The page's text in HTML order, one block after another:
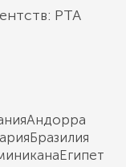
РТА
Андорра
Бразилия
Египет